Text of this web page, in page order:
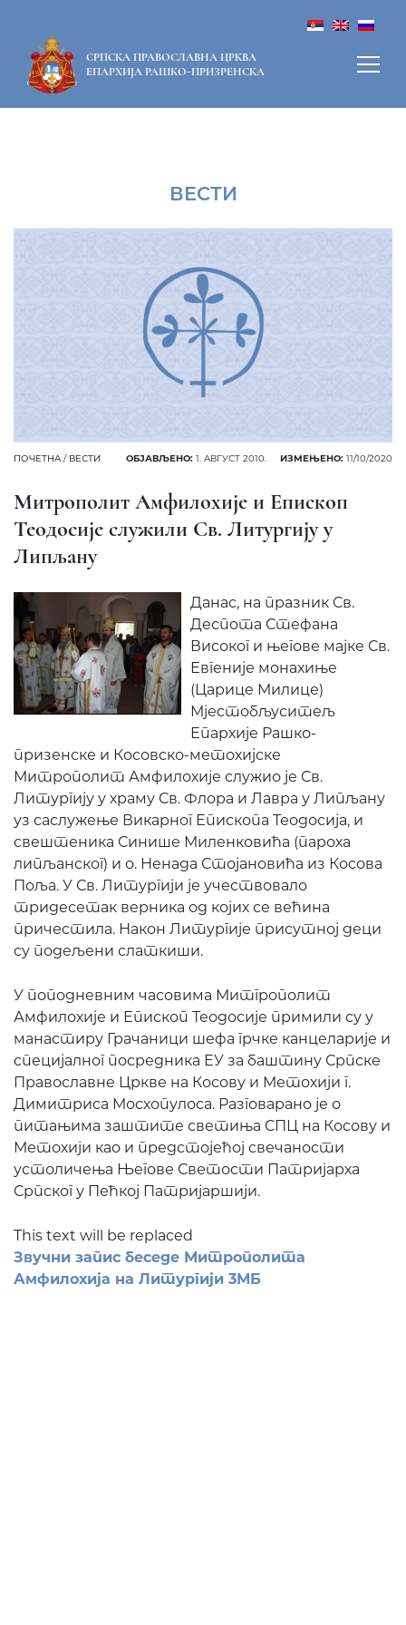
СРПСКА ПРАВОСЛАВНА ЦРКВА
ЕПАРХИЈА РАШКО-ПРИЗРЕНСКА
ВЕСТИ
ПОЧЕТНА / ВЕСТИ ОБЈАВЉЕНО: 1. АВГУСТ 2010. ИЗМЕЊЕНО: 11/10/2020
Митрополит Амфилохије и Епископ
Теодосије служили Св. Литургију у
Липљану
Данас, на празник Св.
Деспота Стефана
Високог и његове мајке Св.
Евгеније монахиње
(Царице Милице)
Мјестобљуситељ
Епархије Рашко-
призенске и Косовско-метохијске
Митрополит Амфилохије служио је Св.
Литургију у храму Св. Флора и Лавра у Липљану
уз саслужење Викарног Епископа Теодосија, и
свештеника Синише Миленковића (пароха
липљанског) и о. Ненада Стојановића из Косова
Поља. У Св. Литургији је учествовало
тридесетак верника од којих се већина
причестила. Након Литургије присутној деци
су подељени слаткиши.
У поподневним часовима Митгрополит
Амфилохије и Епископ Теодосије примили су у
манастиру Грачаници шефа грчке канцеларије и
специјалног посредника ЕУ за баштину Српске
Православне Цркве на Косову и Метохији г.
Димитриса Мосхопулоса. Разговарано је о
питањима заштите светиња СПЦ на Косову и
Метохији као и предстојећој свечаности
устоличења Његове Светости Патријарха
Српског у Пећкој Патријаршији.
This text will be replaced
Звучни запис беседе Митрополита
Амфилохија на Литургији 3МБ